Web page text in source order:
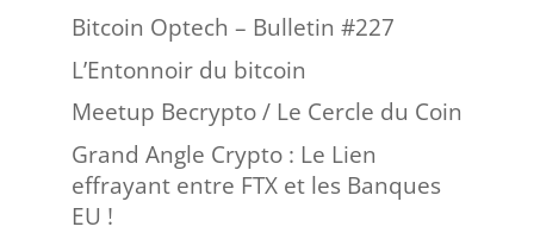
Bitcoin Optech – Bulletin #227
L’Entonnoir du bitcoin
Meetup Becrypto / Le Cercle du Coin
Grand Angle Crypto : Le Lien
effrayant entre FTX et les Banques
EU !